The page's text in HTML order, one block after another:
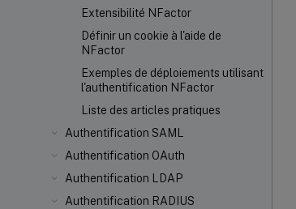
Extensibilité NFactor
Définir un cookie à l'aide de
NFactor
Exemples de déploiements utilisant
l'authentification NFactor
Liste des articles pratiques
Authentification SAML
Authentification OAuth
Authentification LDAP
Authentification RADIUS